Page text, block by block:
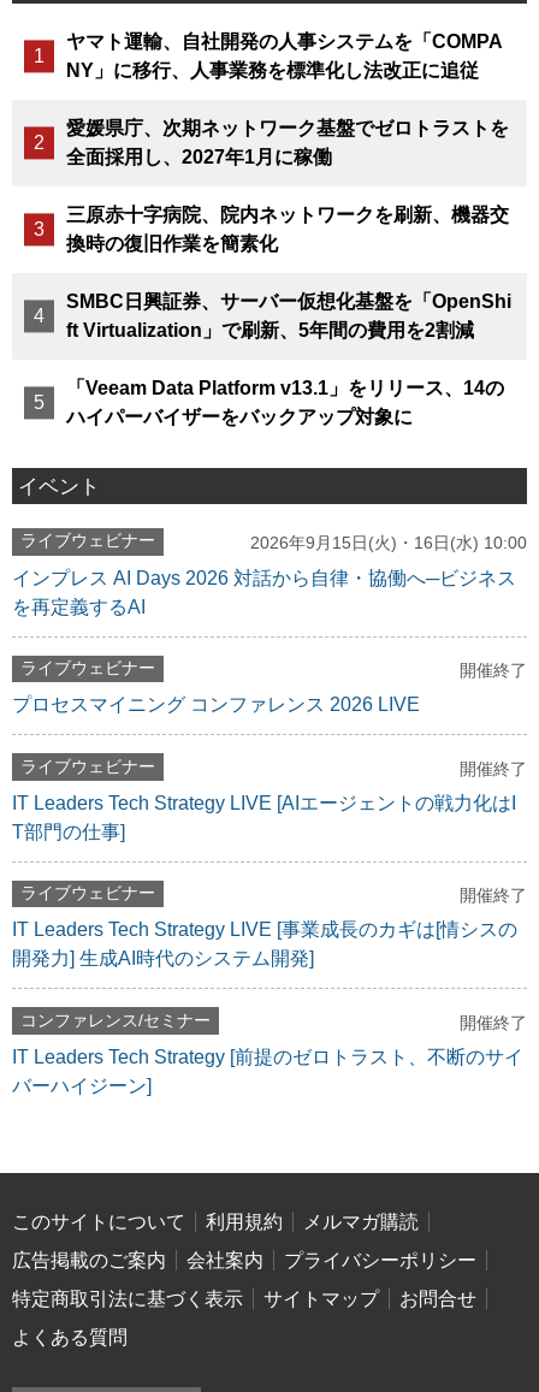
ヤマト運輸、自社開発の人事システムを「COMPA
NY」に移行、人事業務を標準化し法改正に追従
愛媛県庁、次期ネットワーク基盤でゼロトラストを
全面採用し、2027年1月に稼働
三原赤十字病院、院内ネットワークを刷新、機器交
換時の復旧作業を簡素化
SMBC日興証券、サーバー仮想化基盤を「OpenShi
ft Virtualization」で刷新、5年間の費用を2割減
「Veeam Data Platform v13.1」をリリース、14の
ハイパーバイザーをバックアップ対象に
イベント
ライブウェビナー 2026年9月15日(火)・16日(水) 10:00
インプレス AI Days 2026 対話から自律・協働へ─ビジネス
を再定義するAI
ライブウェビナー 開催終了
プロセスマイニング コンファレンス 2026 LIVE
ライブウェビナー 開催終了
IT Leaders Tech Strategy LIVE [AIエージェントの戦力化はI
T部門の仕事]
ライブウェビナー 開催終了
IT Leaders Tech Strategy LIVE [事業成長のカギは[情シスの
開発力] 生成AI時代のシステム開発]
コンファレンス/セミナー 開催終了
IT Leaders Tech Strategy [前提のゼロトラスト、不断のサイ
バーハイジーン]
このサイトについて 利用規約
メルマガ購読
広告掲載のご案内
会社案内
プライバシーポリシー
特定商取引法に基づく表示
サイトマップ
お問合せ
よくある質問